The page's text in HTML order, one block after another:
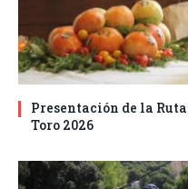
Presentación de la
Toro 2026